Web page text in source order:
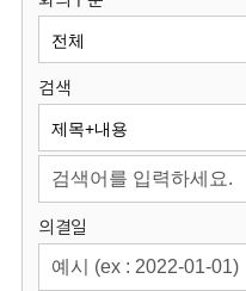
원
회
검색
의결일